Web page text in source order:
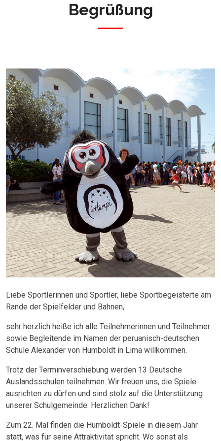
Begrüßung
Liebe Sportlerinnen und Sportler, liebe Sportbegeisterte am
Rande der Spielfelder und Bahnen,
sehr herzlich heiße ich alle Teilnehmerinnen und Teilnehmer
sowie Begleitende im Namen der peruanisch-deutschen
Schule Alexander von Humboldt in Lima willkommen.
Trotz der Terminverschiebung werden 13 Deutsche
Auslandsschulen teilnehmen. Wir freuen uns, die Spiele
ausrichten zu dürfen und sind stolz auf die Unterstützung
unserer Schulgemeinde. Herzlichen Dank!
Zum 22. Mal finden die Humboldt-Spiele in diesem Jahr
statt, was für seine Attraktivität spricht. Wo sonst als